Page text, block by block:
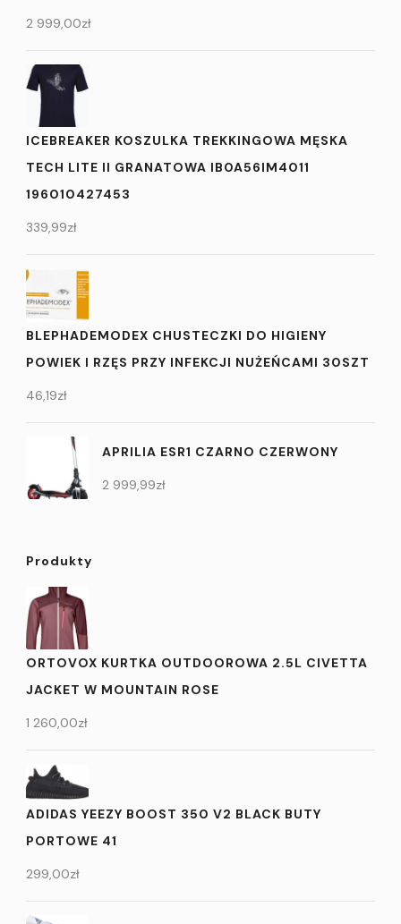
2 999,00zł
ICEBREAKER KOSZULKA TREKKINGOWA MĘSKA
TECH LITE II GRANATOWA IB0A56IM4011
196010427453
339,99zł
BLEPHADEMODEX CHUSTECZKI DO HIGIENY
POWIEK I RZĘS PRZY INFEKCJI NUŻEŃCAMI 30SZT
46,19zł
APRILIA ESR1 CZARNO CZERWONY
2 999,99zł
Produkty
ORTOVOX KURTKA OUTDOOROWA 2.5L CIVETTA
JACKET W MOUNTAIN ROSE
1 260,00zł
ADIDAS YEEZY BOOST 350 V2 BLACK BUTY
PORTOWE 41
299,00zł